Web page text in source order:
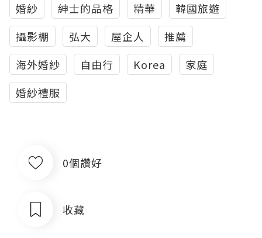
婚紗
紳士的品格 精華
韓國旅遊
攝影棚
弘大 屋企人
推薦
海外婚紗
自由行 Korea
家庭
婚紗禮服
0個讚好
收藏